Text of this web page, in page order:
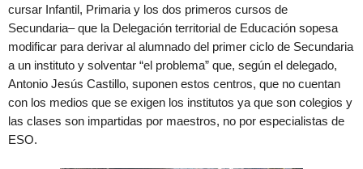
cursar Infantil, Primaria y los dos primeros cursos de
Secundaria– que la Delegación territorial de Educación sopesa
modificar para derivar al alumnado del primer ciclo de Secundaria
a un instituto y solventar “el problema” que, según el delegado,
Antonio Jesús Castillo, suponen estos centros, que no cuentan
con los medios que se exigen los institutos ya que son colegios y
las clases son impartidas por maestros, no por especialistas de
ESO.